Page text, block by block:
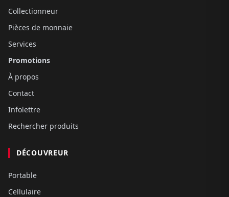
Collectionneur
Pièces de monnaie
Services
Promotions
À propos
Contact
Infolettre
Rechercher produits
DÉCOUVREUR
Portable
Cellulaire